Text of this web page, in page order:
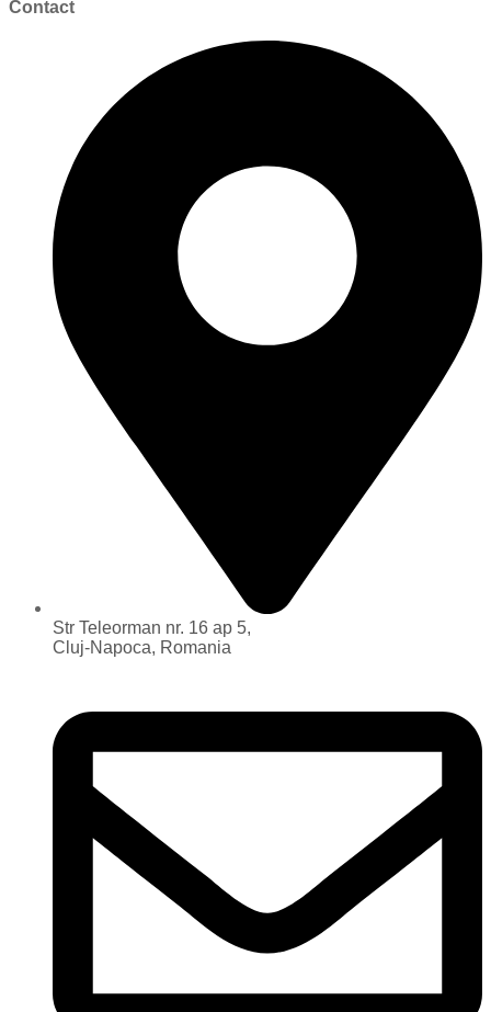
Contact
Str Teleorman nr. 16 ap 5,
Cluj-Napoca, Romania